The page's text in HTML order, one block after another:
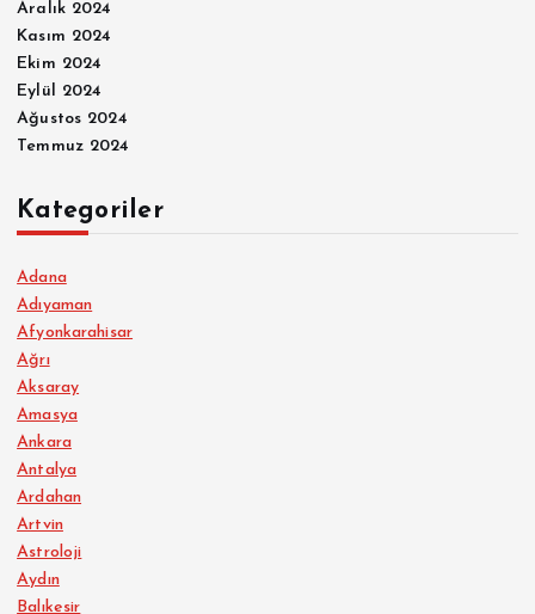
Aralık 2024
Kasım 2024
Ekim 2024
Eylül 2024
Ağustos 2024
Temmuz 2024
Kategoriler
Adana
Adıyaman
Afyonkarahisar
Ağrı
Aksaray
Amasya
Ankara
Antalya
Ardahan
Artvin
Astroloji
Aydın
Balıkesir